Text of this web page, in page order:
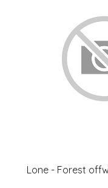
Lone - Forest